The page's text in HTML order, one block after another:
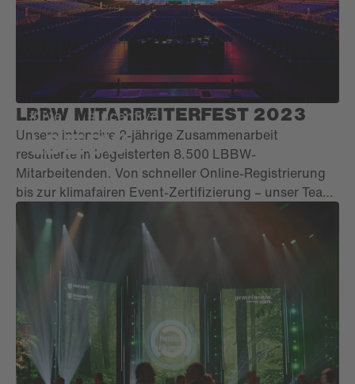
#live #incentive
LBBW MITARBEITERFEST 2023
Unsere intensive 2-jährige Zusammenarbeit
resultierte in begeisterten 8.500 LBBW-
Mitarbeitenden. Von schneller Online-Registrierung
bis zur klimafairen Event-Zertifizierung – unser Team
realisierte eine reibungslose, fesselnde
Veranstaltung. Die über 250 m² Bühne und 300 m²
LED-Projektionsfläche schufen ein beeindruckendes
visuelles Erlebnis.